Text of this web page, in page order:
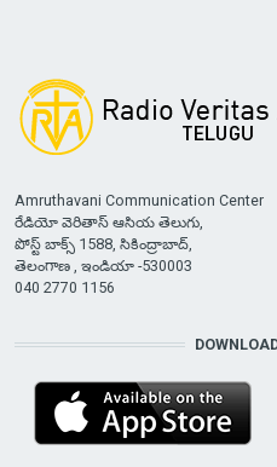
Amruthavani Communication Center
రేడియో వెరితాస్ ఆసియ తెలుగు,
పోస్ట్ బాక్స్ 1588, సికింద్రాబాద్,
తెలంగాణ , ఇండియా -530003
040 2770 1156